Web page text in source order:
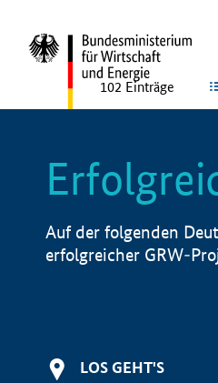
102 Einträge
Auf der folgenden
erfolgreicher GRW-
LOS GEHT'S